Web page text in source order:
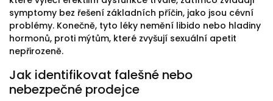
symptomy bez řešení základních příčin, jako jsou cévní
problémy. Konečně, tyto léky nemění libido nebo hladiny
hormonů, proti mýtům, které zvyšují sexuální apetit
nepřirozeně.
Jak identifikovat falešné nebo
nebezpečné prodejce